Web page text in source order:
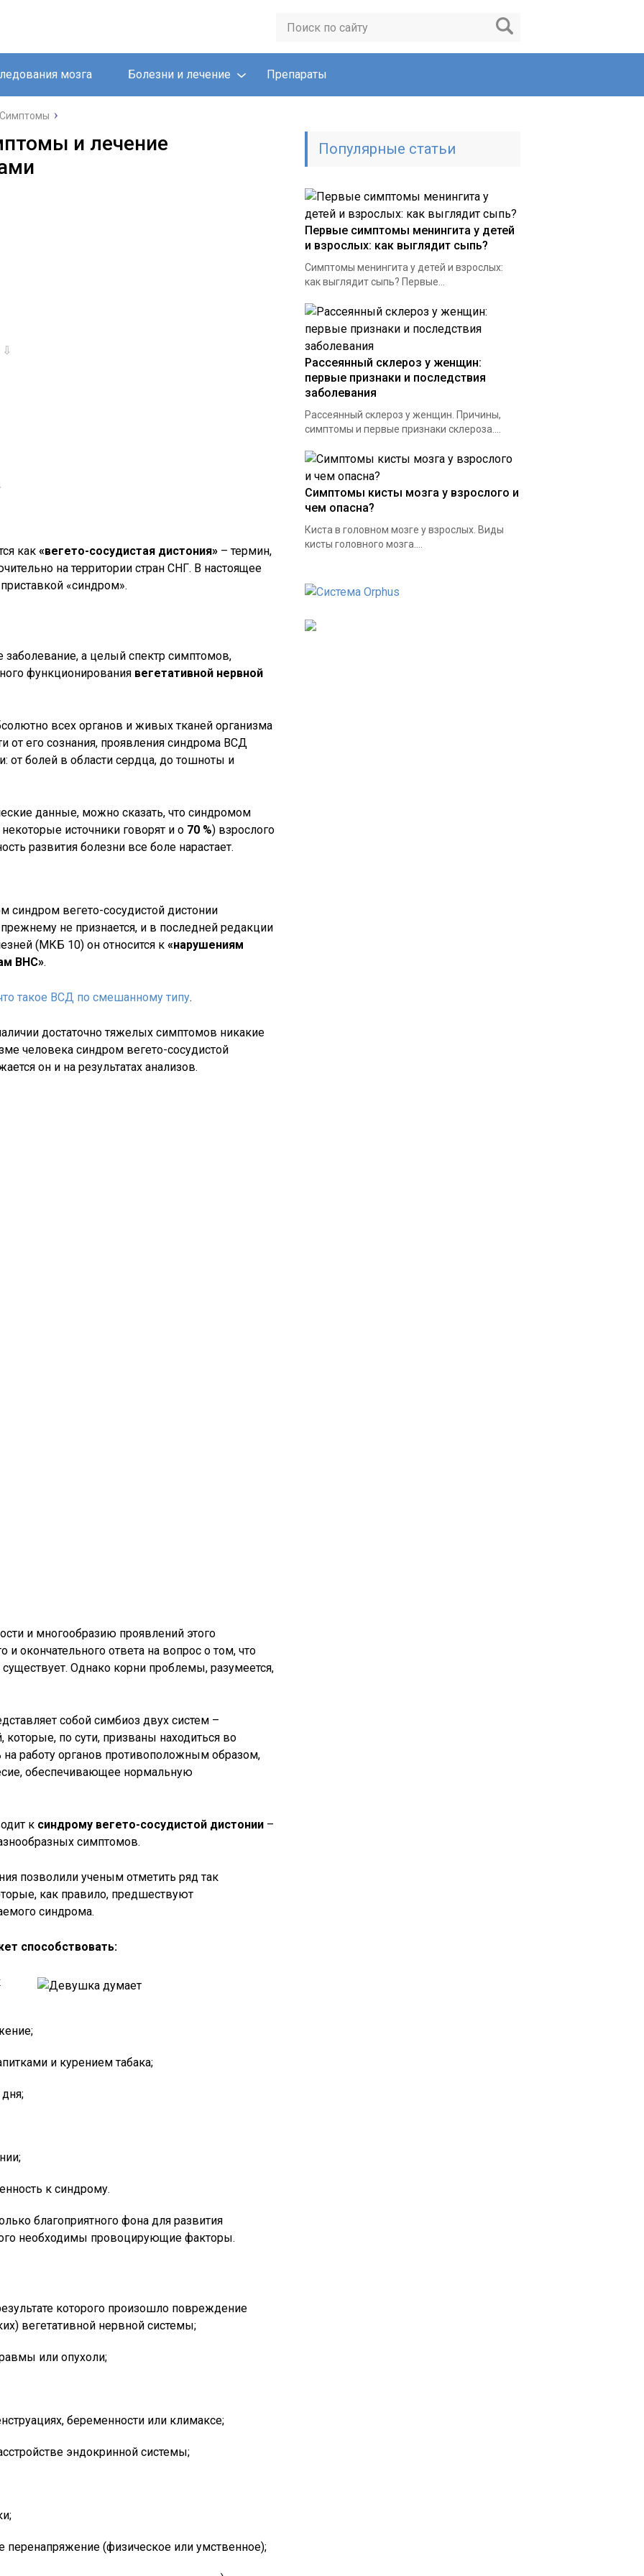
мозга Болезни и лечение Препараты
Симптомы
и лечение
⇩
как «вегето-сосудистая дистония» – термин,
на территории стран СНГ. В настоящее
«синдром».
а целый спектр симптомов,
функционирования вегетативной нервной
всех органов и живых тканей организма
от его сознания, проявления синдрома ВСД
болей в области сердца, до тошноты и
данные, можно сказать, что синдромом
источники говорят и о 70 %) взрослого
развития болезни все боле нарастает.
вегето-сосудистой дистонии
не признается, и в последней редакции
(МКБ 10) он относится к «нарушениям
ВНС».
такое ВСД по смешанному типу.
достаточно тяжелых симптомов никакие
человека синдром вегето-сосудистой
он и на результатах анализов.
и многообразию проявлений этого
и окончательного ответа на вопрос о том, что
Однако корни проблемы, разумеется,
собой симбиоз двух систем –
которые, по сути, призваны находиться во
работу органов противоположным образом,
обеспечивающее нормальную
к синдрому вегето-сосудистой дистонии –
симптомов.
позволили ученым отметить ряд так
как правило, предшествуют
синдрома.
способствовать:
и курением табака;
к синдрому.
благоприятного фона для развития
необходимы провоцирующие факторы.
которого произошло повреждение
вегетативной нервной системы;
или опухоли;
беременности или климаксе;
эндокринной системы;
перенапряжение (физическое или умственное);
Популярные статьи
Первые симптомы менингита у детей
и взрослых: как выглядит сыпь?
Симптомы менингита у детей и взрослых:
как выглядит сыпь? Первые...
Рассеянный склероз у женщин:
первые признаки и последствия
заболевания
Рассеянный склероз у женщин. Причины,
симптомы и первые признаки склероза....
Симптомы кисты мозга у взрослого и
чем опасна?
Киста в головном мозге у взрослых. Виды
кисты головного мозга....